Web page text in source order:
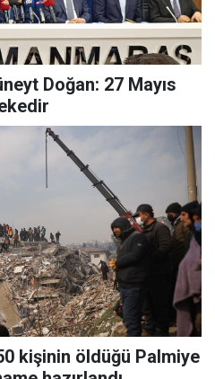
Doğan: 27 Mayıs
kişinin öldüğü Palmiye